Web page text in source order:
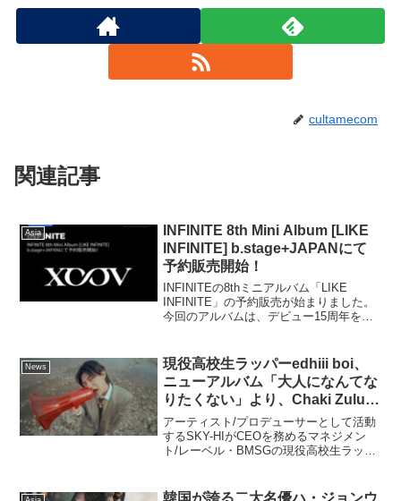
cultamecom
関連記事
Asia
INFINITE 8th Mini Album [LIKE
INFINITE] b.stage+JAPANにて
予約販売開始！
INFINITEの8thミニアルバム「LIKE
INFINITE」の予約販売が始まりました。
今回のアルバムは、デビュー15周年を記
に、b.stage+ JAPANで購入す...
News
現役高校生ラッパーedhiii boi、
ニューアルバム「大人になんてな
りたくない」より、Chaki Zuluプ
ロデュースの同タイトル配信シン
グルMVを公開
アーティスト/プロデューサーとして活動
するSKY-HIがCEOを務めるマネジメン
ト/レーベル・BMSGの現役高校生ラッパ
い」から配信シングル「大人になんて
韓国が誇る二大名優ハ・ジョンウ